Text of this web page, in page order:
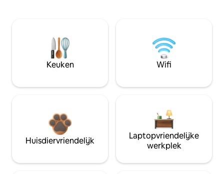
Keuken Wifi
Huisdiervriendelijk
Laptopvriendelijke
werkplek